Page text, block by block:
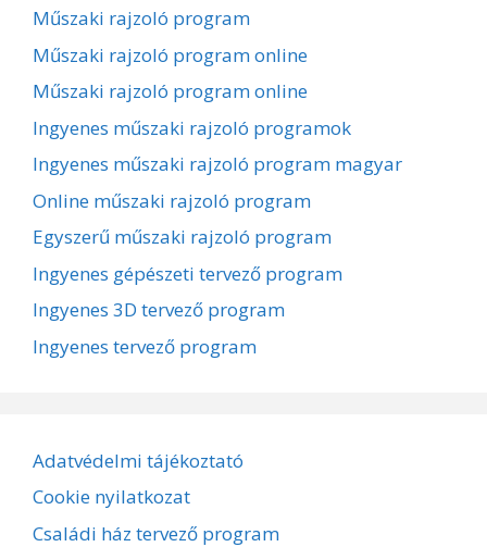
Műszaki rajzoló program
Műszaki rajzoló program online
Műszaki rajzoló program online
Ingyenes műszaki rajzoló programok
Ingyenes műszaki rajzoló program magyar
Online műszaki rajzoló program
Egyszerű műszaki rajzoló program
Ingyenes gépészeti tervező program
Ingyenes 3D tervező program
Ingyenes tervező program
Adatvédelmi tájékoztató
Cookie nyilatkozat
Családi ház tervező program